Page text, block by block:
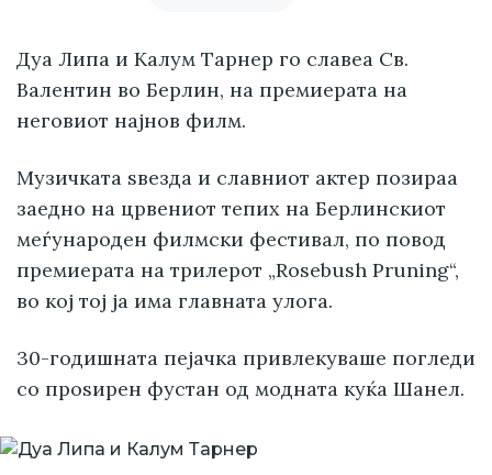
Дуа Липа и Калум Тарнер го славеа Св.
Валентин во Берлин, на премиерата на
неговиот најнов филм.
Музичката ѕвезда и славниот актер позираа
заедно на црвениот тепих на Берлинскиот
меѓународен филмски фестивал, по повод
премиерата на трилерот „Rosebush Pruning“,
во кој тој ја има главната улога.
30-годишната пејачка привлекуваше погледи
со проѕирен фустан од модната куќа Шанел.